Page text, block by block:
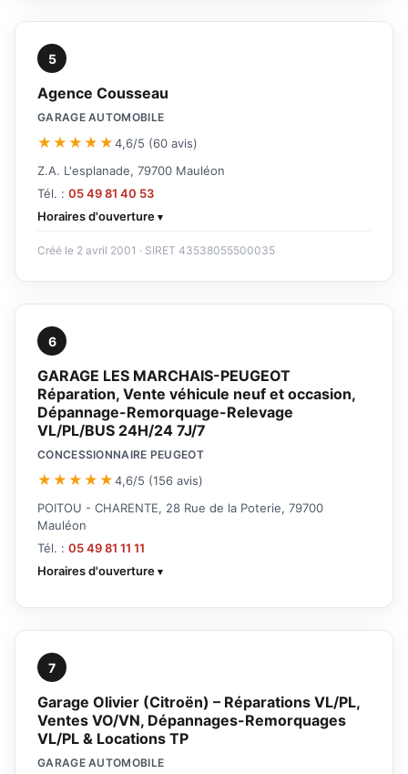
5
Agence Cousseau
GARAGE AUTOMOBILE
★★★★★4,6/5 (60 avis)
Z.A. L'esplanade, 79700 Mauléon
Tél. : 05 49 81 40 53
Horaires d'ouverture
Créé le 2 avril 2001 · SIRET 43538055500035
6
GARAGE LES MARCHAIS-PEUGEOT
Réparation, Vente véhicule neuf et occasion,
Dépannage-Remorquage-Relevage
VL/PL/BUS 24H/24 7J/7
CONCESSIONNAIRE PEUGEOT
★★★★★4,6/5 (156 avis)
POITOU - CHARENTE, 28 Rue de la Poterie, 79700
Mauléon
Tél. : 05 49 81 11 11
Horaires d'ouverture
7
Garage Olivier (Citroën) – Réparations VL/PL,
Ventes VO/VN, Dépannages-Remorquages
VL/PL & Locations TP
GARAGE AUTOMOBILE